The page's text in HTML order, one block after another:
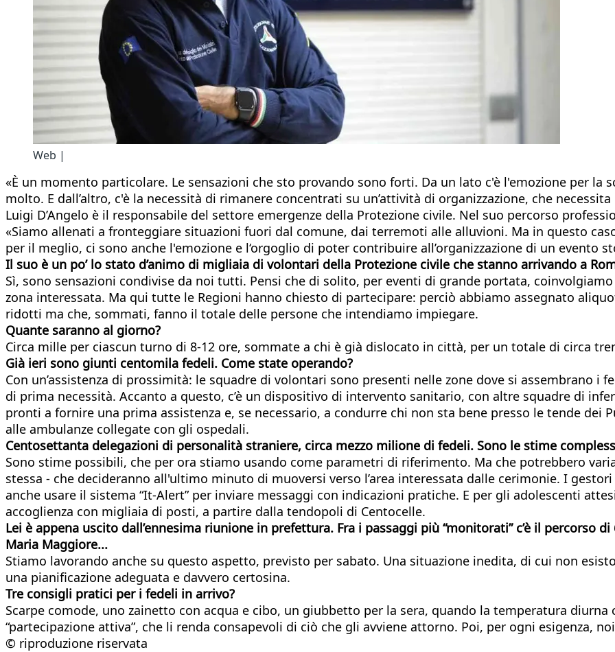
Web |
«È un momento particolare. Le sensazioni che sto provando sono forti. Da un lato c'è l'emozione per la
molto. E dall’altro, c'è la necessità di rimanere concentrati su un’attività di organizzazione, che
Luigi D’Angelo è il responsabile del settore emergenze della Protezione civile. Nel suo percorso
«Siamo allenati a fronteggiare situazioni fuori dal comune, dai terremoti alle alluvioni. Ma in questo
per il meglio, ci sono anche l'emozione e l‘orgoglio di poter contribuire all’organizzazione di un evento
Il suo è un po’ lo stato d’animo di migliaia di volontari della Protezione civile che stanno arrivando a
Sì, sono sensazioni condivise da noi tutti. Pensi che di solito, per eventi di grande portata,
zona interessata. Ma qui tutte le Regioni hanno chiesto di partecipare: perciò abbiamo assegnato
ridotti ma che, sommati, fanno il totale delle persone che intendiamo impiegare.
Quante saranno al giorno?
Circa mille per ciascun turno di 8-12 ore, sommate a chi è già dislocato in città, per un totale di circa
Già ieri sono giunti centomila fedeli. Come state operando?
Con un’assistenza di prossimità: le squadre di volontari sono presenti nelle zone dove si assembrano i
di prima necessità. Accanto a questo, c’è un dispositivo di intervento sanitario, con altre squadre di
pronti a fornire una prima assistenza e, se necessario, a condurre chi non sta bene presso le tende
alle ambulanze collegate con gli ospedali.
Centosettanta delegazioni di personalità straniere, circa mezzo milione di fedeli. Sono le stime
Sono stime possibili, che per ora stiamo usando come parametri di riferimento. Ma che potrebbero
stessa - che decideranno all'ultimo minuto di muoversi verso l’area interessata dalle cerimonie. I
anche usare il sistema “It-Alert” per inviare messaggi con indicazioni pratiche. E per gli adolescenti
accoglienza con migliaia di posti, a partire dalla tendopoli di Centocelle.
Lei è appena uscito dall’ennesima riunione in prefettura. Fra i passaggi più “monitorati” c’è il percorso
Maria Maggiore...
Stiamo lavorando anche su questo aspetto, previsto per sabato. Una situazione inedita, di cui non
una pianificazione adeguata e davvero certosina.
Tre consigli pratici per i fedeli in arrivo?
Scarpe comode, uno zainetto con acqua e cibo, un giubbetto per la sera, quando la temperatura
“partecipazione attiva”, che li renda consapevoli di ciò che gli avviene attorno. Poi, per ogni esigenza,
© riproduzione riservata